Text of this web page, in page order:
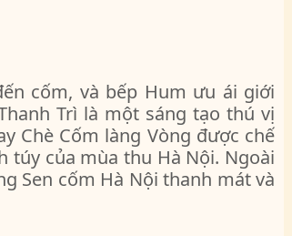
cốm, và bếp Hum ưu ái giới
Trì là một sáng tạo thú vị
Chè Cốm làng Vòng được chế
của mùa thu Hà Nội. Ngoài
Sen cốm Hà Nội thanh mát và